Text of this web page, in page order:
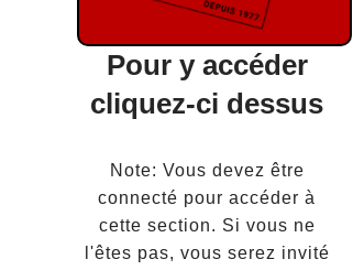
Pour y accéder
cliquez-ci dessus
Note: Vous devez être
connecté pour accéder à
cette section. Si vous ne
l'êtes pas, vous serez invité